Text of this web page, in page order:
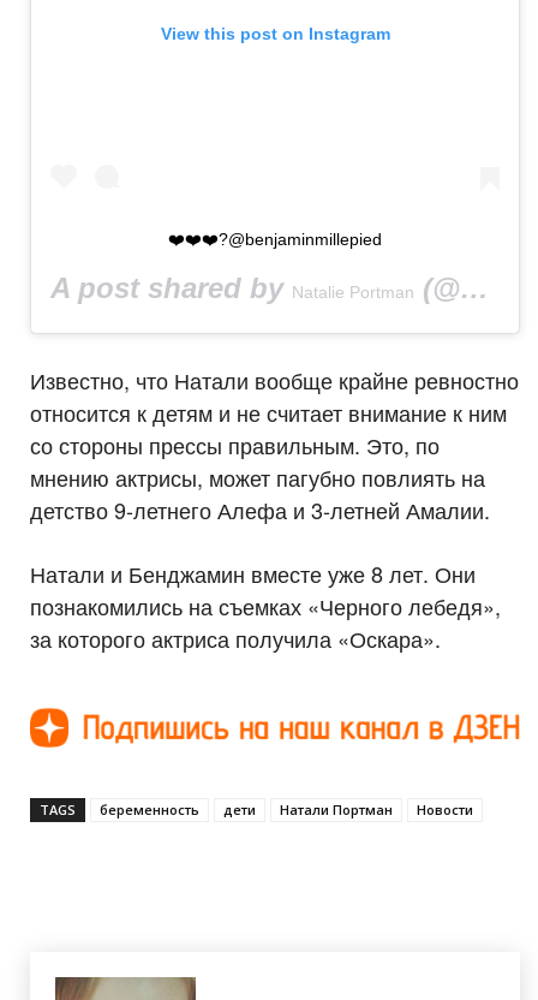
View this post on Instagram
❤️❤️❤️?@benjaminmillepied
A post shared by Natalie Portman (@natalieportman) on
Известно, что Натали вообще крайне ревностно
относится к детям и не считает внимание к ним
со стороны прессы правильным. Это, по
мнению актрисы, может пагубно повлиять на
детство 9-летнего Алефа и 3-летней Амалии.
Натали и Бенджамин вместе уже 8 лет. Они
познакомились на съемках «Черного лебедя»,
за которого актриса получила «Оскара».
TAGS беременность дети Натали Портман Новости